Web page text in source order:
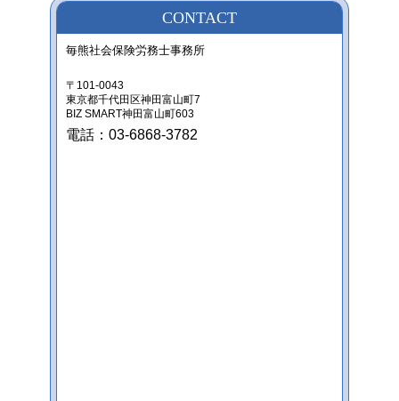
CONTACT
毎熊社会保険労務士事務所
〒101-0043
東京都千代田区神田富山町7
BIZ SMART神田富山町603
電話：03-6868-3782